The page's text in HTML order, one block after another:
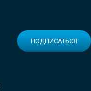
ПОДПИСАТЬСЯ